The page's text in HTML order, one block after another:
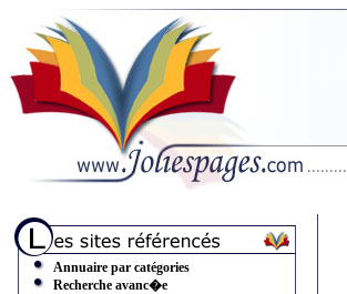
Annuaire par catégories
Recherche avanc�e